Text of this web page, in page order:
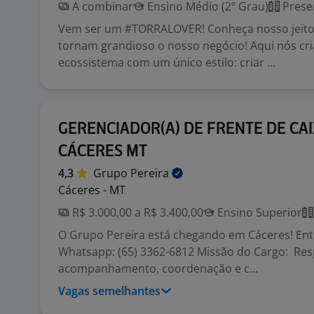
A combinar
Ensino Médio (2º Grau)
Vem ser um #TORRALOVER! Conheça nosso
tornam grandioso o nosso negócio! Aqui nós
ecossistema com um único estilo: criar ...
GERENCIADOR(A) DE FRENTE DE
CÁCERES MT
4,3 Grupo Pereira
Cáceres - MT
R$ 3.000,00 a R$ 3.400,00
Ensino Superior
O Grupo Pereira está chegando em Cáceres!
Whatsapp: (65) 3362-6812 Missão do Cargo:
acompanhamento, coordenação e c...
Vagas semelhantes